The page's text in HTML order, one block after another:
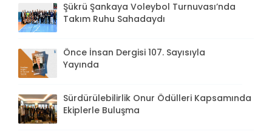
Şükrü Şankaya Voleybol Turnuvası’nda
Takım Ruhu Sahadaydı
Önce İnsan Dergisi 107. Sayısıyla
Yayında
Sürdürülebilirlik Onur Ödülleri Kapsamında
Ekiplerle Buluşma